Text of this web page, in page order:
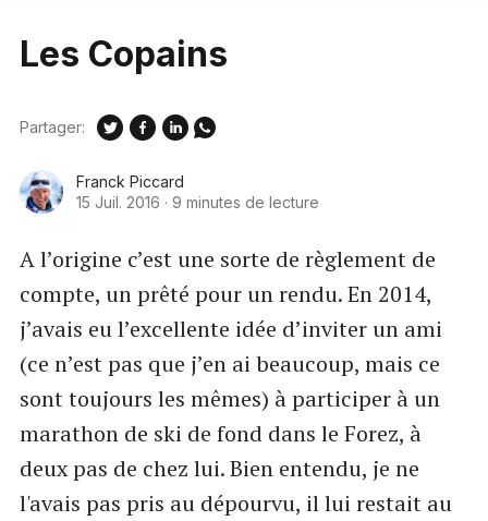
Les Copains
Franck Piccard
15 Juil. 2016 · 9 minutes de lecture
Partager:
A l’origine c’est une sorte de règlement de
compte, un prêté pour un rendu. En 2014,
j’avais eu l’excellente idée d’inviter un ami
(ce n’est pas que j’en ai beaucoup, mais ce
sont toujours les mêmes) à participer à un
marathon de ski de fond dans le Forez, à
deux pas de chez lui. Bien entendu, je ne
l'avais pas pris au dépourvu, il lui restait au